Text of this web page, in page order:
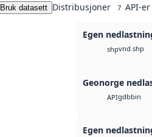
Bruk datasett Distribusjoner 7 API-er
Egen
shpvnd.shp
Geonorge
APIgdbbin
Egen